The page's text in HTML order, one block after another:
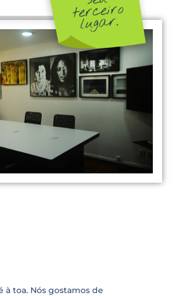
à toa. Nós gostamos de